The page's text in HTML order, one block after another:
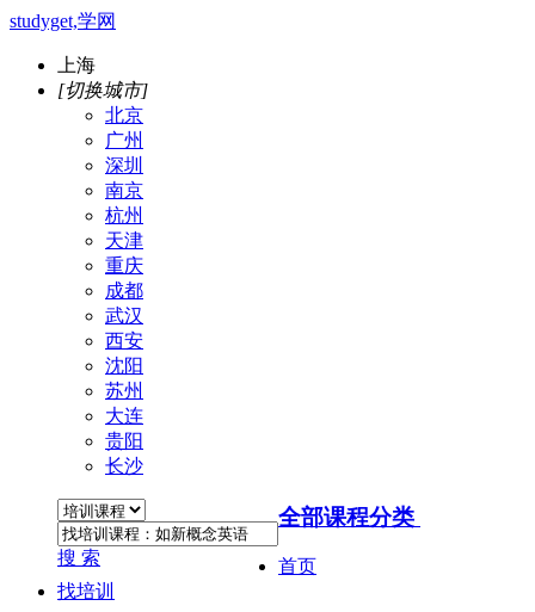
studyget,学网
上海
[切换城市]
北京
广州
深圳
南京
杭州
天津
重庆
成都
武汉
西安
沈阳
苏州
大连
贵阳
长沙
搜 索
全部课程分类
首页
找培训